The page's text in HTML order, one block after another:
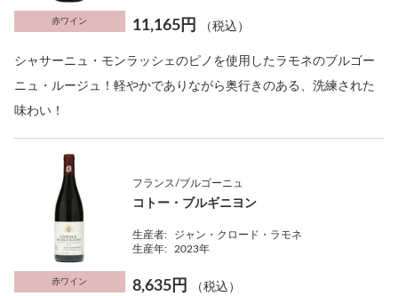
赤ワイン 11,165円 （税込）
シャサーニュ・モンラッシェのピノを使用したラモネのブルゴー
ニュ・ルージュ！軽やかでありながら奥行きのある、洗練された
味わい！
赤ワイン
フランス/ブルゴーニュ
コトー・ブルギニヨン
生産者:
ジャン・クロード・ラモネ
生産年:
2023年
8,635円 （税込）